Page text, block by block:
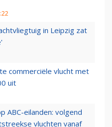
in Leipzig zat
commerciële vlucht met
uit
ABC-eilanden: volgend
vluchten vanaf